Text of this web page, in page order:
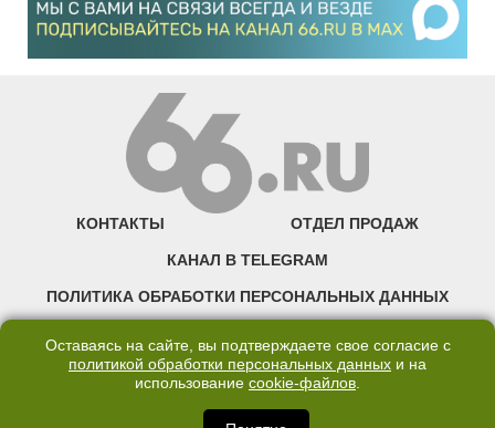
КОНТАКТЫ ОТДЕЛ ПРОДАЖ
КАНАЛ В TELEGRAM
ПОЛИТИКА ОБРАБОТКИ ПЕРСОНАЛЬНЫХ ДАННЫХ
©2007—2025 66.RU. Воспроизведение, сообщение, доведение до всеобщего
правообладателя запрещено. Сетевое издание «Современный портал
Оставаясь на сайте, вы подтверждаете свое согласие с
политикой обработки персональных данных и на
использование cookie-файлов.